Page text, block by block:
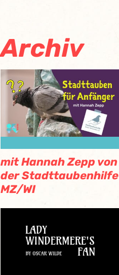
Archiv
mit Hannah Zepp von
der Stadttaubenhilfe
MZ/WI